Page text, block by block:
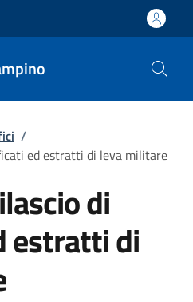
/
ed estratti di leva militare
di
estratti di